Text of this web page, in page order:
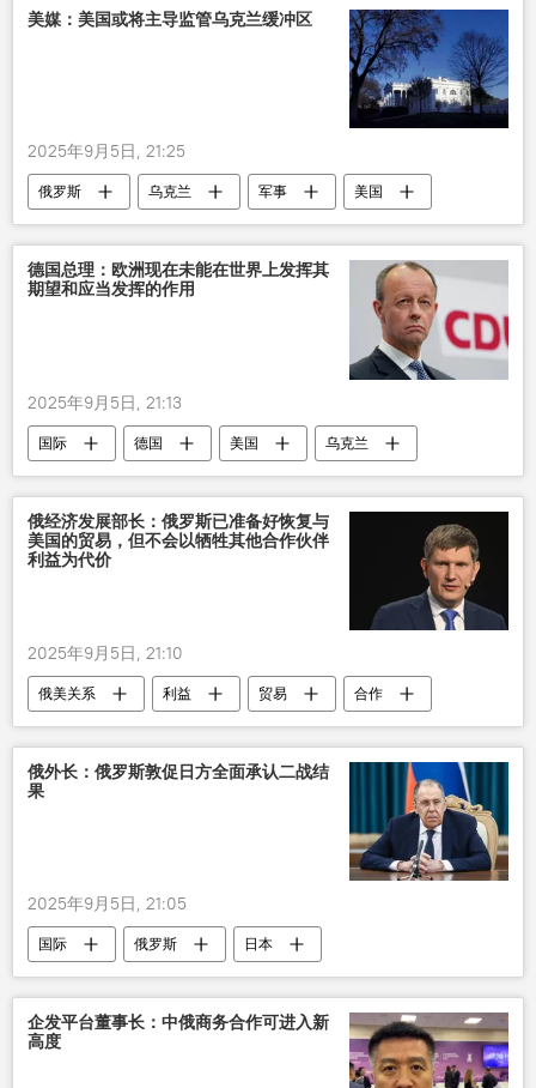
美媒：美国或将主导监管乌克兰缓冲区
2025年9月5日, 21:25
俄罗斯 乌克兰 军事 美国
德国总理：欧洲现在未能在世界上发挥其
期望和应当发挥的作用
2025年9月5日, 21:13
国际 德国 美国 乌克兰
俄经济发展部长：俄罗斯已准备好恢复与
美国的贸易，但不会以牺牲其他合作伙伴
利益为代价
2025年9月5日, 21:10
俄美关系 利益 贸易
合作
牺牲
东方经济论坛
俄外长：俄罗斯敦促日方全面承认二战结
果
2025年9月5日, 21:05
国际 俄罗斯 日本
企发平台董事长：中俄商务合作可进入新
高度